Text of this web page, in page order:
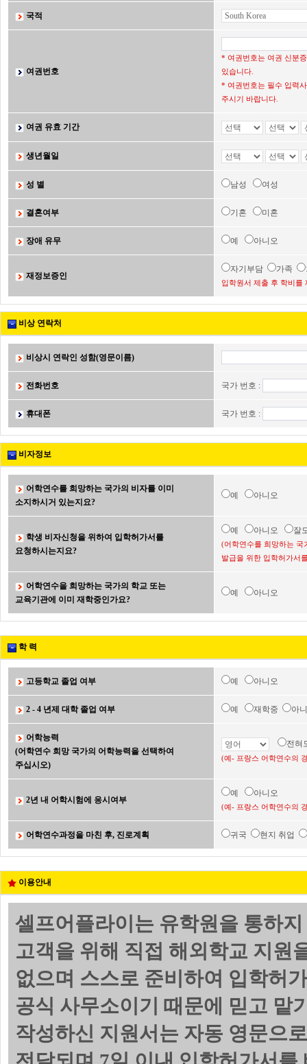
국적
여권번호
* 여권번호는 여권 신분
있습니다.
* 여권번호는 필수 입력
주시기 바랍니다.
여권 유효 기간
생년월일
성 별 남성 여성
결혼여부 기혼 미혼
장애 유무 예 아니오
재정보증인
자기부담 가족
입학원서 제출 후 학비를
비상 연락처
비상시 연락인 성함(영문이름)
전화번호 국가 번호 :
휴대폰 국가 번호 :
비자정보
어학연수를 희망하는 국가의 비자를 이미
소지하시거 있는지요?
예 아니오
학생 비자신청을 위하여 입학허가서를
요청하시는지요?
예 아니오 잘
(어학연수를 희망하는 국
발급을 위한 입학허가서
어학연수을 희망하는 국가의 학교 또는
교육기관에 이미 재학중인가요?
예 아니오
학 력
고등학교 졸업 여부 예 아니오
2 - 4 년제 대학 졸업 여부 예 재학중 아
어학능력
(어학연수 희망 국가의 어학능력을 선택하여
주십시오)
전
(예- 프랑스 어학연수의
2년 내 어학시험에 응시여부
예 아니오
(예- 프랑스 어학연수의
어학연수과정을 마친 후, 진로계획 귀국 현지 취업
이용안내
셀프어플라이는 유학원을 통하
고객을 위해 직접 해외학교 지원
없으며 스스로 준비하여 입학허
공식 사무소이기 때문에 믿고 맡
작성하신 지원서는 자동 영문으